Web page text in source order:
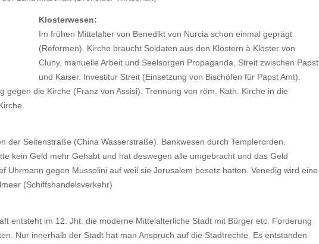
Klosterwesen:
Im frühen Mittelalter von Benedikt von Nurcia schon einmal geprägt
(Reformen). Kirche braucht Soldaten aus den Klöstern à Kloster von
Cluny, manuelle Arbeit und Seelsorgen Propaganda, Streit zwischen Papst
und Kaiser. Investitur Streit (Einsetzung von Bischöfen für Papst Amt).
gegen die Kirche (Franz von Assisi). Trennung von röm. Kath. Kirche in die
der Seitenstraße (China Wasserstraße). Bankwesen durch Templerorden.
kein Geld mehr Gehabt und hat deswegen alle umgebracht und das Geld
Uhrmann gegen Mussolini auf weil sie Jerusalem besetz hatten. Venedig wird eine
(Schiffshandelsverkehr)
entsteht im 12. Jht. die moderne Mittelalterliche Stadt mit Bürger etc. Forderung
Nur innerhalb der Stadt hat man Anspruch auf die Stadtrechte. Es entstanden